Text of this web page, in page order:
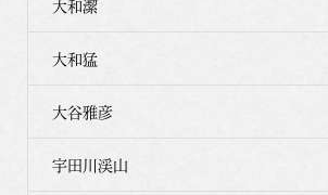
大和潔
大和猛
大谷雅彦
宇田川渓山